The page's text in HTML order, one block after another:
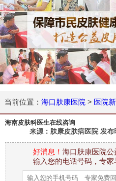
当前位置： 海口肤康医院 > 医院
海南皮肤科医生在线咨询
来源：肤康皮肤病医院 发布
好消息！ 海口肤康医院
输入您的电话号码，专家